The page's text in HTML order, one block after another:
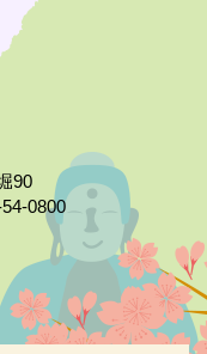
90
0800